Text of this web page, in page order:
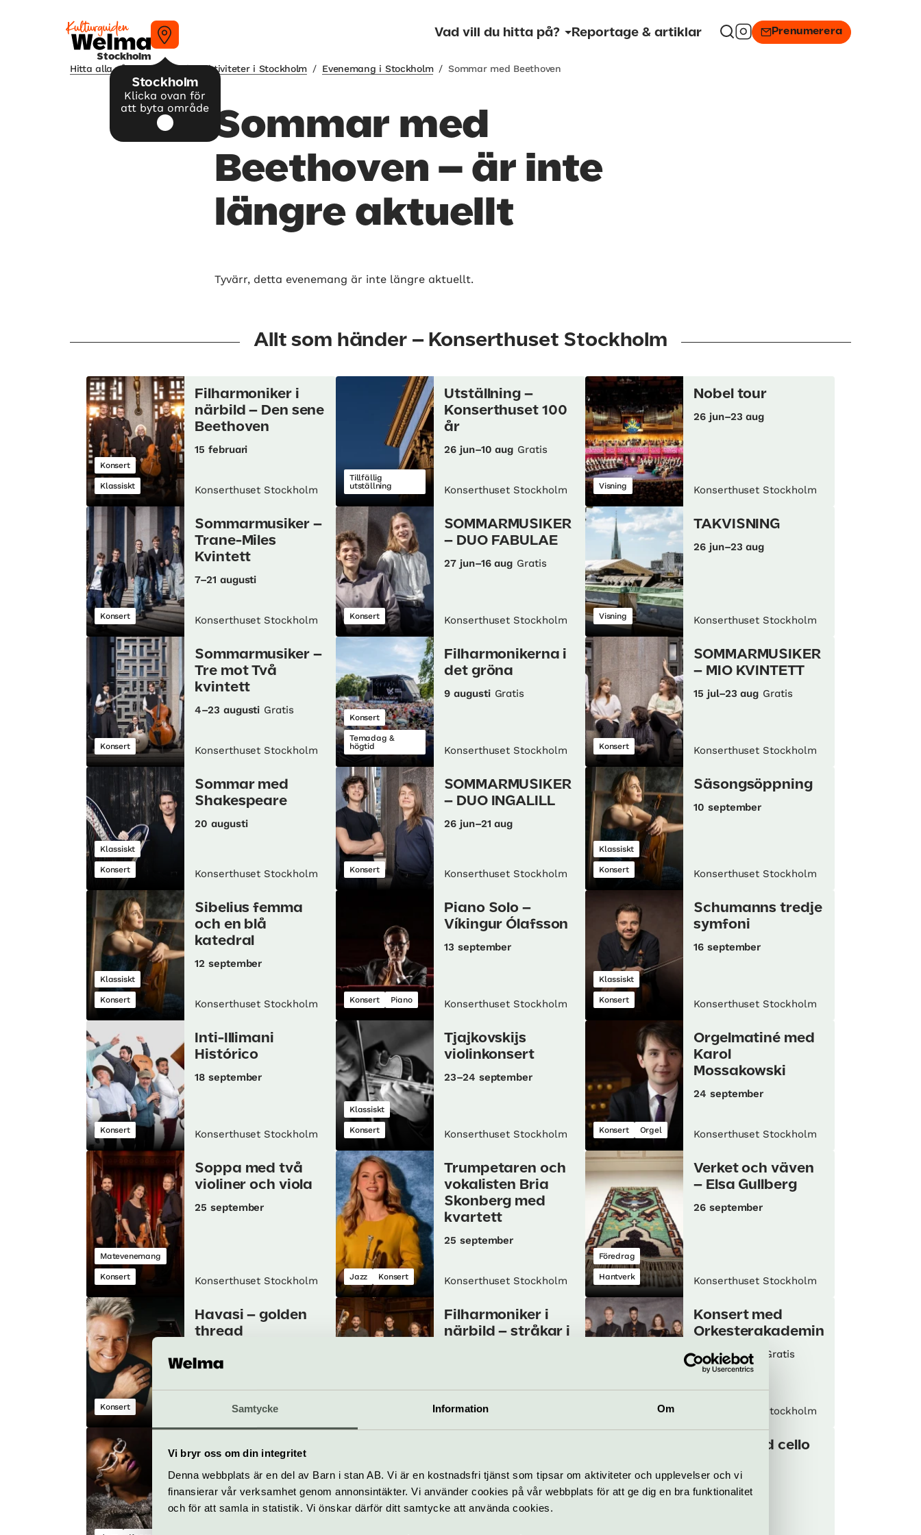
Samtycke Information Om
Vi bryr oss om din integritet
Denna webbplats är en del av Barn i stan AB. Vi är en kostnadsfri tjänst som tipsar om aktiviteter och upplevelser och vi
finansierar vår verksamhet genom annonsintäkter. Vi använder cookies på vår webbplats för att ge dig en bra funktionalitet
och för att samla in statistik. Vi önskar därför ditt samtycke att använda cookies.
Stockholm
Stockholm
Klicka ovan för
att byta område
Vad vill du hitta på? Reportage & artiklar Prenumerera
Hitta alla våra tips på kulturaktiviteter i Stockholm / Evenemang i Stockholm / Sommar med Beethoven
Sommar med
Beethoven – är inte
längre aktuellt
Tyvärr, detta evenemang är inte längre aktuellt.
Allt som händer – Konserthuset Stockholm
Konsert
Klassiskt
Filharmoniker i
närbild – Den sene
Beethoven
15 februari
Konserthuset Stockholm
Tillfällig
utställning
Utställning –
Konserthuset 100
år
26 jun–10 aug Gratis
Konserthuset Stockholm Visning
Nobel tour
26 jun–23 aug
Konserthuset Stockholm
Konsert
Sommarmusiker –
Trane-Miles
Kvintett
7–21 augusti
Konserthuset Stockholm Konsert
SOMMARMUSIKER
– DUO FABULAE
27 jun–16 aug Gratis
Konserthuset Stockholm Visning
TAKVISNING
26 jun–23 aug
Konserthuset Stockholm
Konsert
Sommarmusiker –
Tre mot Två
kvintett
4–23 augusti Gratis
Konserthuset Stockholm
Konsert
Temadag &
högtid
Filharmonikerna i
det gröna
9 augusti Gratis
Konserthuset Stockholm Konsert
SOMMARMUSIKER
– MIO KVINTETT
15 jul–23 aug Gratis
Konserthuset Stockholm
Klassiskt
Konsert
Sommar med
Shakespeare
20 augusti
Konserthuset Stockholm Konsert
SOMMARMUSIKER
– DUO INGALILL
26 jun–21 aug
Konserthuset Stockholm
Klassiskt
Konsert
Säsongsöppning
10 september
Konserthuset Stockholm
Klassiskt
Konsert
Sibelius femma
och en blå
katedral
12 september
Konserthuset Stockholm Konsert Piano
Piano Solo –
Víkingur Ólafsson
13 september
Konserthuset Stockholm
Klassiskt
Konsert
Schumanns tredje
symfoni
16 september
Konserthuset Stockholm
Konsert
Inti-Illimani
Histórico
18 september
Konserthuset Stockholm
Klassiskt
Konsert
Tjajkovskijs
violinkonsert
23–24 september
Konserthuset Stockholm Konsert Orgel
Orgelmatiné med
Karol
Mossakowski
24 september
Konserthuset Stockholm
Matevenemang
Konsert
Soppa med två
violiner och viola
25 september
Konserthuset Stockholm Jazz Konsert
Trumpetaren och
vokalisten Bria
Skonberg med
kvartett
25 september
Konserthuset Stockholm
Föredrag
Hantverk
Verket och väven
– Elsa Gullberg
26 september
Konserthuset Stockholm
Konsert
Havasi – golden
thread
Konserthuset Stockholm
Filharmoniker i
närbild – stråkar i
Konserthuset Stockholm
Konsert med
Orkesterakademin
10 jan–27 okt Gratis
Konserthuset Stockholm
Cécile Mclorin
Salvant
8–10 oktober
Soppa med cello